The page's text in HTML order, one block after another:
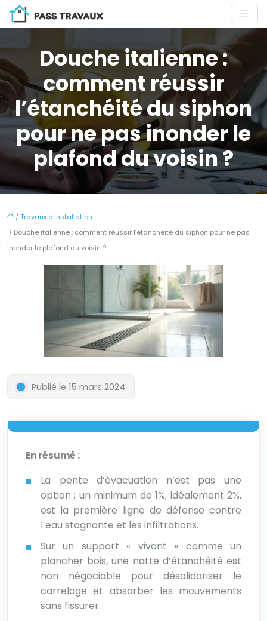
Douche italienne :
comment réussir
l’étanchéité du siphon
pour ne pas inonder le
plafond du voisin ?
/Travaux d'installation
/ Douche italienne : comment réussir l’étanchéité du siphon pour ne pas
inonder le plafond du voisin ?
Publié le 15 mars 2024
En résumé :
La pente d’évacuation n’est pas une
option : un minimum de 1%, idéalement 2%,
est la première ligne de défense contre
l’eau stagnante et les infiltrations.
Sur un support « vivant » comme un
plancher bois, une natte d’étanchéité est
non négociable pour désolidariser le
carrelage et absorber les mouvements
sans fissurer.